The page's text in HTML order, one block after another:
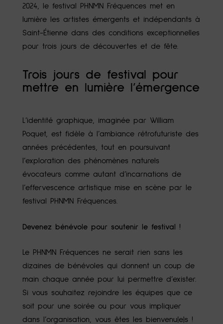
2024, le festival PHNMN Fréquences met en
lumière les artistes émergents et indépendants à
Saint-Étienne dans des conditions exceptionnelles
pour trois jours de découvertes et de fête.
Trois jours de festival pour
mettre en lumière l’émergence
L’identité graphique, imaginée par William
Poquet, est fidèle à l’ambiance rétrofuturiste des
années précédentes, tout en poursuivant
l’exploration des phénomènes naturels
évocateurs comme autant d’incarnations de
l’effervescence artistique mise en scène par le
festival PHNMN Fréquences.
Devenez bénévole pour soutenir le festival !
Le PHNMN Fréquences ne serait rien sans les
dizaines de bénévoles qui donnent un coup de
main chaque année pour lui permettre d’exister.
Si vous souhaitez rejoindre les équipes que ce
soit pour une soirée ou pour vous impliquer
dans l’organisation, vous êtes les bienvenu(e)s !